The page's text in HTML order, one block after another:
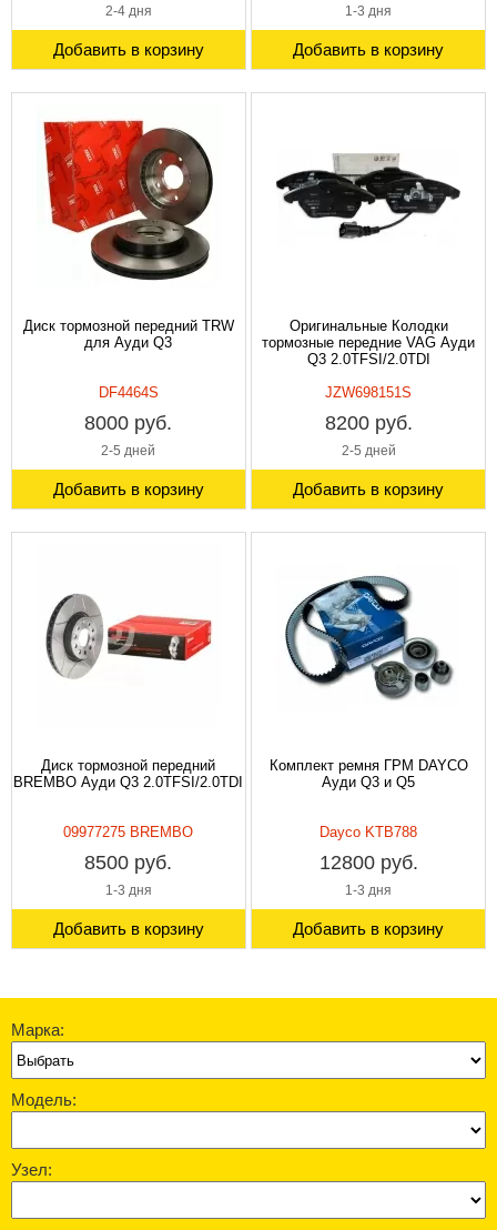
2-4 дня
Добавить в корзину
1-3 дня
Добавить в корзину
Диск тормозной передний TRW
для Ауди Q3
DF4464S
8000 руб.
2-5 дней
Добавить в корзину
Оригинальные Колодки
тормозные передние VAG Ауди
Q3 2.0TFSI/2.0TDI
JZW698151S
8200 руб.
2-5 дней
Добавить в корзину
Диск тормозной передний
BREMBO Ауди Q3 2.0TFSI/2.0TDI
09977275 BREMBO
8500 руб.
1-3 дня
Добавить в корзину
Комплект ремня ГРМ DAYCO
Ауди Q3 и Q5
Dayco KTB788
12800 руб.
1-3 дня
Добавить в корзину
Марка:
Модель:
Узел: